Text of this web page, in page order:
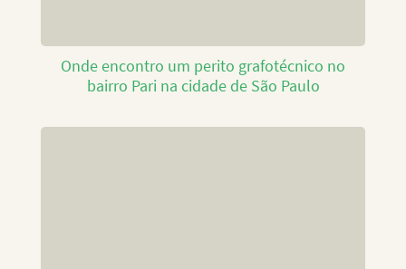
Onde encontro um perito grafotécnico no
bairro Pari na cidade de São Paulo